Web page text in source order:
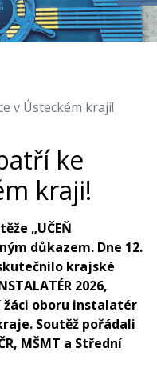
v Ústeckém kraji!
ke
kraji!
„UČEŇ
důkazem. Dne 12.
krajské
2026,
oboru instalatér
Soutěž pořádali
MŠMT a Střední